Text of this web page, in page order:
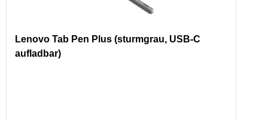
Lenovo Tab Pen Plus (sturmgrau, USB-C
aufladbar)